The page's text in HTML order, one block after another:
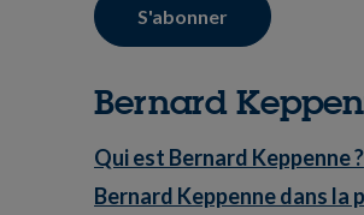
S'abonner
Bernard
Qui est Bernard Keppenne ?
Bernard Keppenne dans la